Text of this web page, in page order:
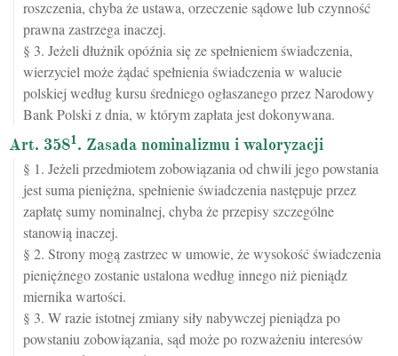
roszczenia, chyba że ustawa, orzeczenie sądowe lub czynność
prawna zastrzega inaczej.
§ 3. Jeżeli dłużnik opóźnia się ze spełnieniem świadczenia,
wierzyciel może żądać spełnienia świadczenia w walucie
polskiej według kursu średniego ogłaszanego przez Narodowy
Bank Polski z dnia, w którym zapłata jest dokonywana.
Art. 3581. Zasada nominalizmu i waloryzacji
§ 1. Jeżeli przedmiotem zobowiązania od chwili jego powstania
jest suma pieniężna, spełnienie świadczenia następuje przez
zapłatę sumy nominalnej, chyba że przepisy szczególne
stanowią inaczej.
§ 2. Strony mogą zastrzec w umowie, że wysokość świadczenia
pieniężnego zostanie ustalona według innego niż pieniądz
miernika wartości.
§ 3. W razie istotnej zmiany siły nabywczej pieniądza po
powstaniu zobowiązania, sąd może po rozważeniu interesów